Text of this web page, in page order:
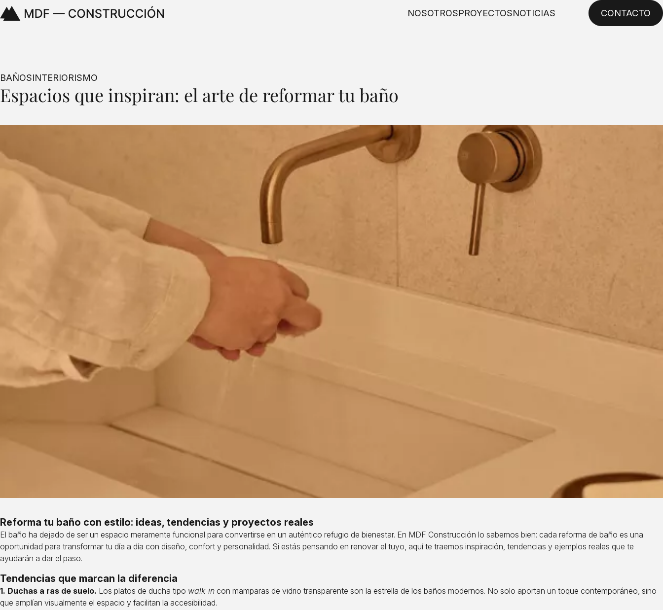
NOSOTROSPROYECTOSNOTICIAS CONTACTO
BAÑOSINTERIORISMO
Espacios que inspiran: el arte de reformar tu baño
Reforma tu baño con estilo: ideas, tendencias y proyectos reales
El baño ha dejado de ser un espacio meramente funcional para convertirse en un auténtico refugio de bienestar. En MDF Construcción lo sabemos bien: cada reforma de baño es una
oportunidad para transformar tu día a día con diseño, confort y personalidad. Si estás pensando en renovar el tuyo, aquí te traemos inspiración, tendencias y ejemplos reales que te
ayudarán a dar el paso.
Tendencias que marcan la diferencia
1. Duchas a ras de suelo. Los platos de ducha tipo walk-in con mamparas de vidrio transparente son la estrella de los baños modernos. No solo aportan un toque contemporáneo, sino
que amplían visualmente el espacio y facilitan la accesibilidad.